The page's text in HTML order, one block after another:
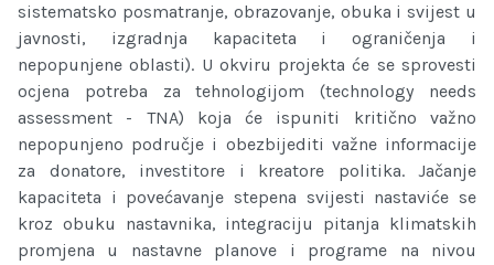
sistematsko posmatranje, obrazovanje, obuka i svijest u
javnosti, izgradnja kapaciteta i ograničenja i
nepopunjene oblasti). U okviru projekta će se sprovesti
ocjena potreba za tehnologijom (technology needs
assessment - TNA) koja će ispuniti kritično važno
nepopunjeno područje i obezbijediti važne informacije
za donatore, investitore i kreatore politika. Jačanje
kapaciteta i povećavanje stepena svijesti nastaviće se
kroz obuku nastavnika, integraciju pitanja klimatskih
promjena u nastavne planove i programe na nivou